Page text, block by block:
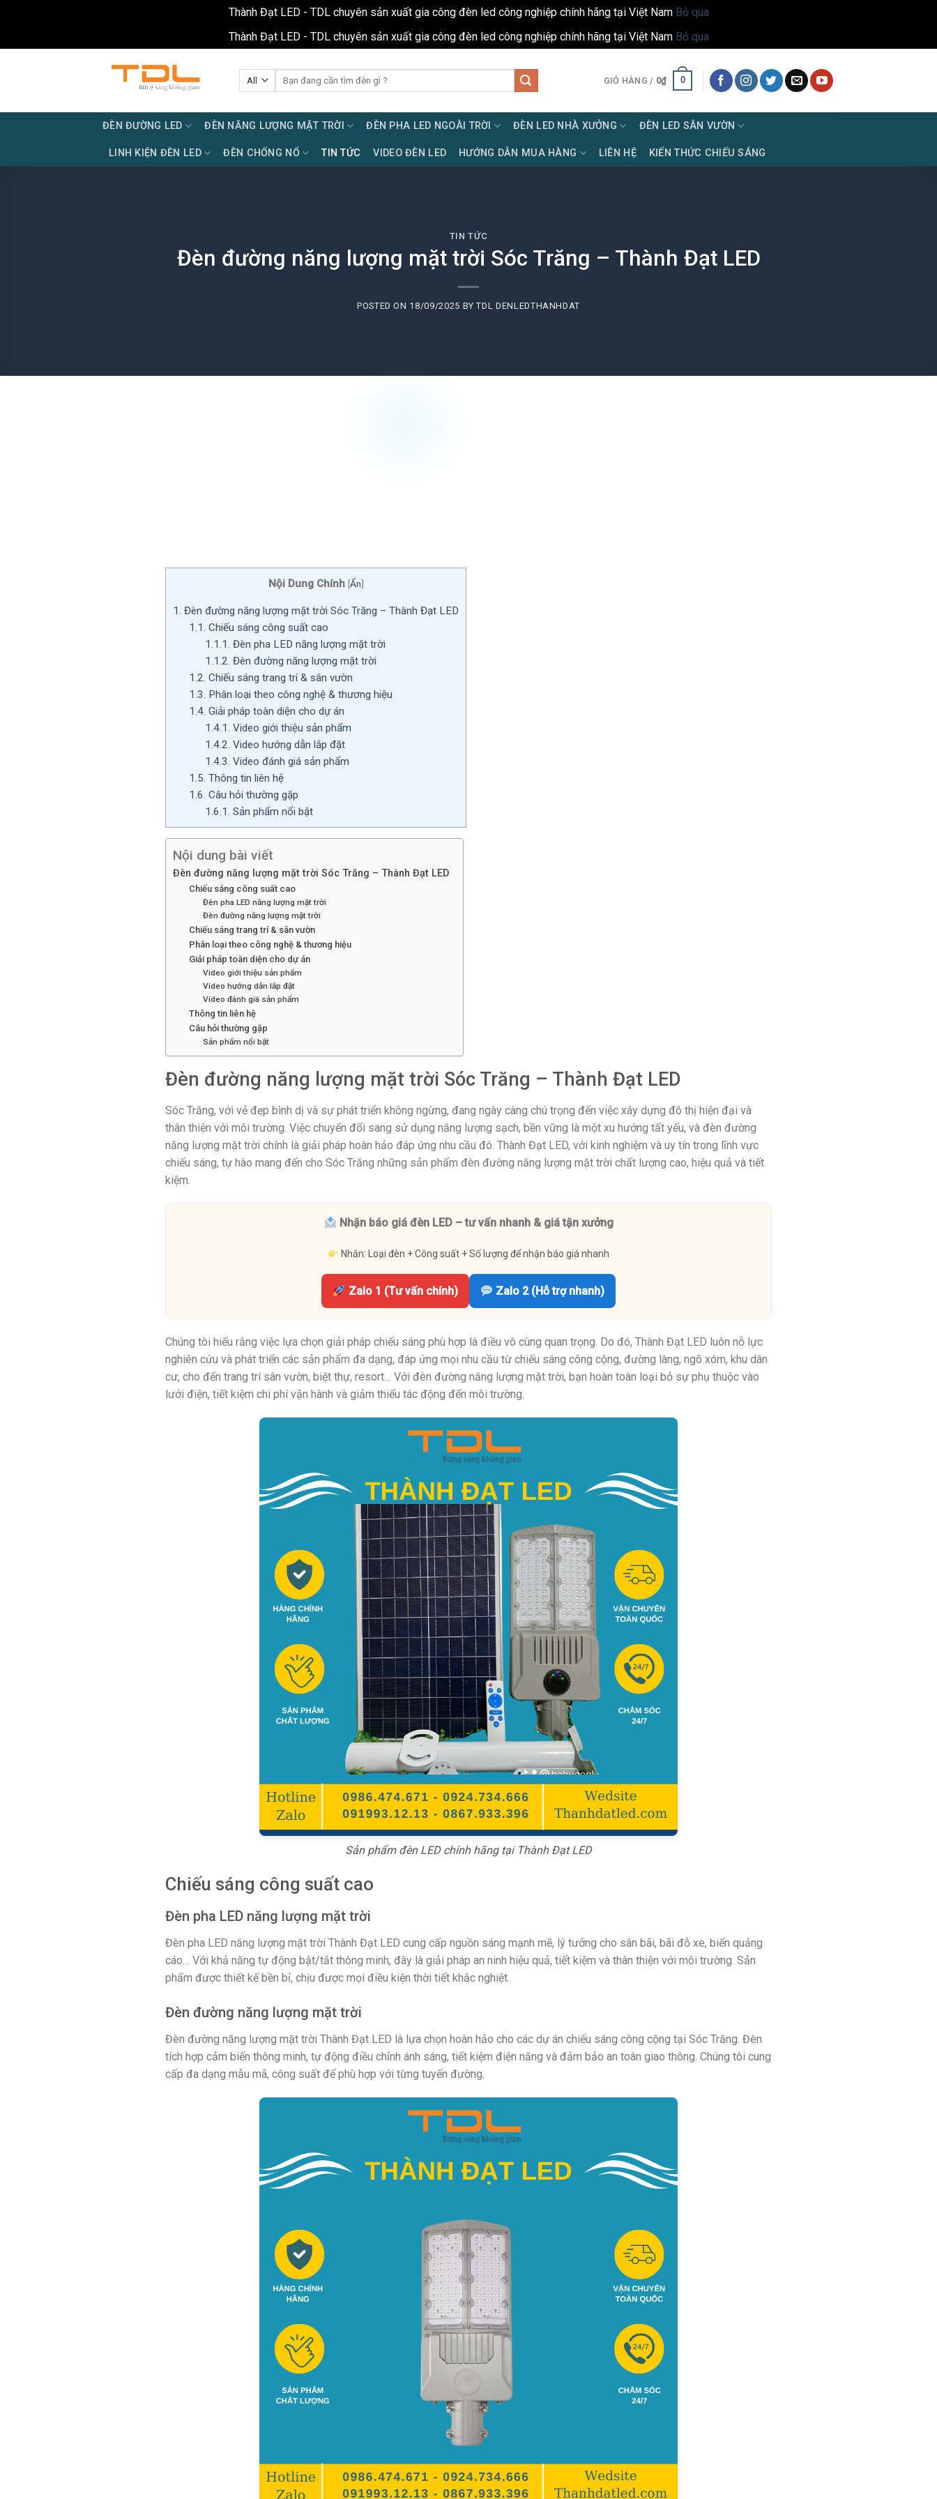
Thành Đạt LED - TDL chuyên sản xuất gia công đèn led công nghiệp chính hãng tại Việt Nam Bỏ qua
Thành Đạt LED - TDL chuyên sản xuất gia công đèn led công nghiệp chính hãng tại Việt Nam Bỏ qua
kiếm:
GIỎ HÀNG / 0₫ 0
ĐÈN ĐƯỜNG LED ĐÈN NĂNG LƯỢNG MẶT TRỜI ĐÈN PHA LED NGOÀI TRỜI ĐÈN LED NHÀ XƯỞNG ĐÈN LED SÂN VƯỜN
LINH KIỆN ĐÈN LED ĐÈN CHỐNG NỔ TIN TỨC VIDEO ĐÈN LED HƯỚNG DẪN MUA HÀNG LIÊN HỆ KIẾN THỨC CHIẾU SÁNG
TIN TỨC
Đèn đường năng lượng mặt trời Sóc Trăng – Thành Đạt LED
POSTED ON 18/09/2025 BYTDL DENLEDTHANHDAT
Nội Dung Chính [Ẩn]
1. Đèn đường năng lượng mặt trời Sóc Trăng – Thành Đạt LED
1.1. Chiếu sáng công suất cao
1.1.1. Đèn pha LED năng lượng mặt trời
1.1.2. Đèn đường năng lượng mặt trời
1.2. Chiếu sáng trang trí & sân vườn
1.3. Phân loại theo công nghệ & thương hiệu
1.4. Giải pháp toàn diện cho dự án
1.4.1. Video giới thiệu sản phẩm
1.4.2. Video hướng dẫn lắp đặt
1.4.3. Video đánh giá sản phẩm
1.5. Thông tin liên hệ
1.6. Câu hỏi thường gặp
1.6.1. Sản phẩm nổi bật
Nội dung bài viết
Đèn đường năng lượng mặt trời Sóc Trăng – Thành Đạt LED
Chiếu sáng công suất cao
Đèn pha LED năng lượng mặt trời
Đèn đường năng lượng mặt trời
Chiếu sáng trang trí & sân vườn
Phân loại theo công nghệ & thương hiệu
Giải pháp toàn diện cho dự án
Video giới thiệu sản phẩm
Video hướng dẫn lắp đặt
Video đánh giá sản phẩm
Thông tin liên hệ
Câu hỏi thường gặp
Sản phẩm nổi bật
Đèn đường năng lượng mặt trời Sóc Trăng – Thành Đạt LED
Sóc Trăng, với vẻ đẹp bình dị và sự phát triển không ngừng, đang ngày càng chú trọng đến việc xây dựng đô thị hiện đại và
thân thiện với môi trường. Việc chuyển đổi sang sử dụng năng lượng sạch, bền vững là một xu hướng tất yếu, và đèn đường
năng lượng mặt trời chính là giải pháp hoàn hảo đáp ứng nhu cầu đó. Thành Đạt LED, với kinh nghiệm và uy tín trong lĩnh vực
chiếu sáng, tự hào mang đến cho Sóc Trăng những sản phẩm đèn đường năng lượng mặt trời chất lượng cao, hiệu quả và tiết
kiệm.
Nhận báo giá đèn LED – tư vấn nhanh & giá tận xưởng
Nhắn: Loại đèn + Công suất + Số lượng để nhận báo giá nhanh
Zalo 1 (Tư vấn chính) Zalo 2 (Hỗ trợ nhanh)
Chúng tôi hiểu rằng việc lựa chọn giải pháp chiếu sáng phù hợp là điều vô cùng quan trọng. Do đó, Thành Đạt LED luôn nỗ lực
nghiên cứu và phát triển các sản phẩm đa dạng, đáp ứng mọi nhu cầu từ chiếu sáng công cộng, đường làng, ngõ xóm, khu dân
cư, cho đến trang trí sân vườn, biệt thự, resort… Với đèn đường năng lượng mặt trời, bạn hoàn toàn loại bỏ sự phụ thuộc vào
lưới điện, tiết kiệm chi phí vận hành và giảm thiểu tác động đến môi trường.
Sản phẩm đèn LED chính hãng tại Thành Đạt LED
Chiếu sáng công suất cao
Đèn pha LED năng lượng mặt trời
Đèn pha LED năng lượng mặt trời Thành Đạt LED cung cấp nguồn sáng mạnh mẽ, lý tưởng cho sân bãi, bãi đỗ xe, biển quảng
cáo… Với khả năng tự động bật/tắt thông minh, đây là giải pháp an ninh hiệu quả, tiết kiệm và thân thiện với môi trường. Sản
phẩm được thiết kế bền bỉ, chịu được mọi điều kiện thời tiết khắc nghiệt.
Đèn đường năng lượng mặt trời
Đèn đường năng lượng mặt trời Thành Đạt LED là lựa chọn hoàn hảo cho các dự án chiếu sáng công cộng tại Sóc Trăng. Đèn
tích hợp cảm biến thông minh, tự động điều chỉnh ánh sáng, tiết kiệm điện năng và đảm bảo an toàn giao thông. Chúng tôi cung
cấp đa dạng mẫu mã, công suất để phù hợp với từng tuyến đường.